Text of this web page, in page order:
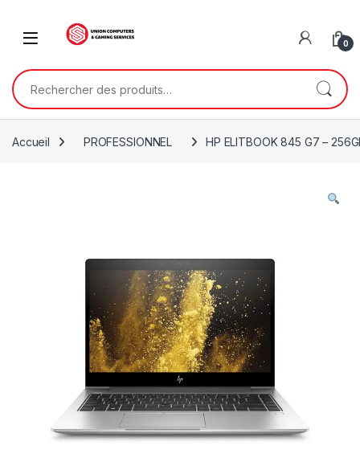
0
Rechercher :
Accueil PROFESSIONNEL HP ELITBOOK 845 G7 –